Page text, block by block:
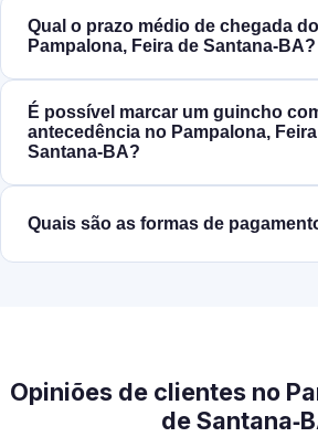
Qual o prazo médio de chegada
Pampalona, Feira de Santana‑BA?
É possível marcar um guincho
antecedência no Pampalona,
Santana‑BA?
Quais são as formas de
Opiniões de clientes no
de